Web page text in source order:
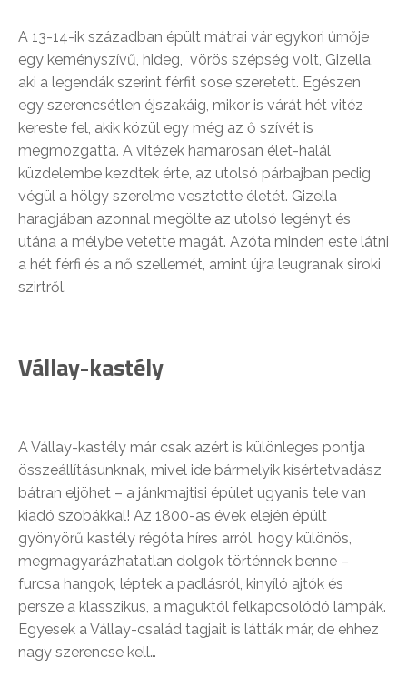
A 13-14-ik században épült mátrai vár egykori úrnője
egy keményszívű, hideg, vörös szépség volt, Gizella,
aki a legendák szerint férfit sose szeretett. Egészen
egy szerencsétlen éjszakáig, mikor is várát hét vitéz
kereste fel, akik közül egy még az ő szívét is
megmozgatta. A vitézek hamarosan élet-halál
küzdelembe kezdtek érte, az utolsó párbajban pedig
végül a hölgy szerelme vesztette életét. Gizella
haragjában azonnal megölte az utolsó legényt és
utána a mélybe vetette magát. Azóta minden este látni
a hét férfi és a nő szellemét, amint újra leugranak siroki
szirtről.
Vállay-kastély
A Vállay-kastély már csak azért is különleges pontja
összeállításunknak, mivel ide bármelyik kísértetvadász
bátran eljöhet – a jánkmajtisi épület ugyanis tele van
kiadó szobákkal! Az 1800-as évek elején épült
gyönyörű kastély régóta híres arról, hogy különös,
megmagyarázhatatlan dolgok történnek benne –
furcsa hangok, léptek a padlásról, kinyíló ajtók és
persze a klasszikus, a maguktól felkapcsolódó lámpák.
Egyesek a Vállay-család tagjait is látták már, de ehhez
nagy szerencse kell…